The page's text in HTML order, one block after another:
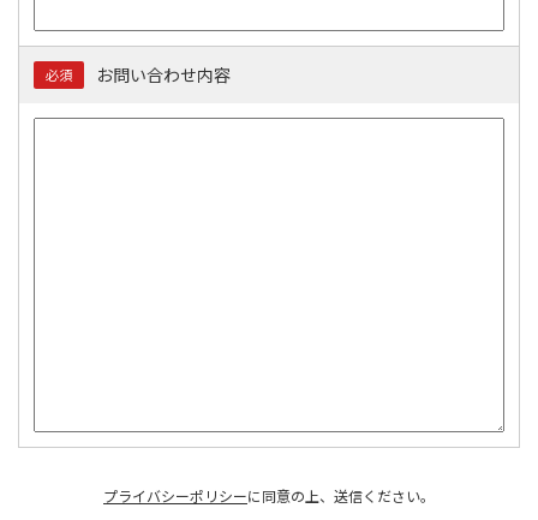
必須 お問い合わせ内容
プライバシーポリシーに同意の上、送信ください。